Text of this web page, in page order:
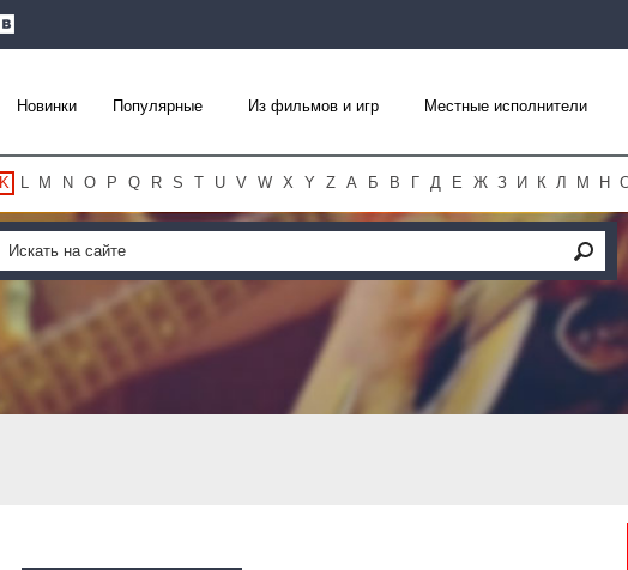
Новинки Популярные Из фильмов и игр Местные исполнители
K L M N O P Q R S T U V W X Y Z А Б В Г Д Е Ж З И К Л М Н